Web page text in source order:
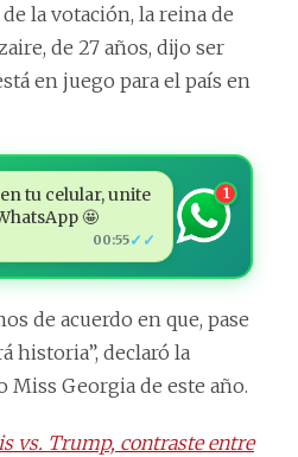
la votación, la reina de
de 27 años, dijo ser
en juego para el país en
tu celular, unite
🤩
00:55✓✓
1
de acuerdo en que, pase
historia”, declaró la
Miss Georgia de este año.
vs. Trump, contraste entre